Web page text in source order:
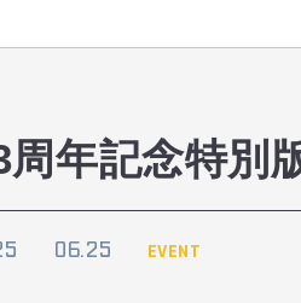
周年記念特別
06.25 EVENT